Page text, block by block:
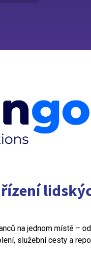
na jednom místě –
služební cesty a